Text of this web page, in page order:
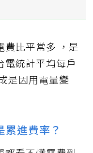
費比平常多 ，是
電統計平均每戶
是因用電量變
進費率？